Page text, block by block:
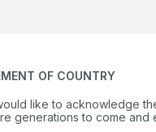
OF COUNTRY
like to acknowledge
generations to come and